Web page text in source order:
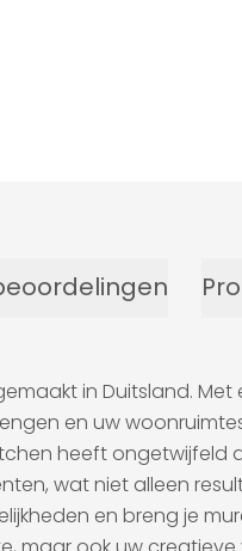
in Duitsland. Met
en uw
heeft ongetwijfeld
wat niet alleen
en breng je